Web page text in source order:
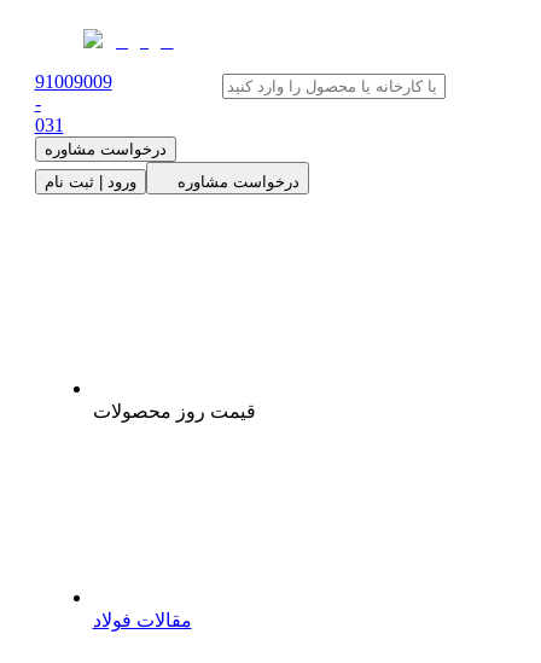
91009009
-
031
درخواست مشاوره
ورود | ثبت نام
درخواست مشاوره
قیمت روز محصولات
مقالات فولاد